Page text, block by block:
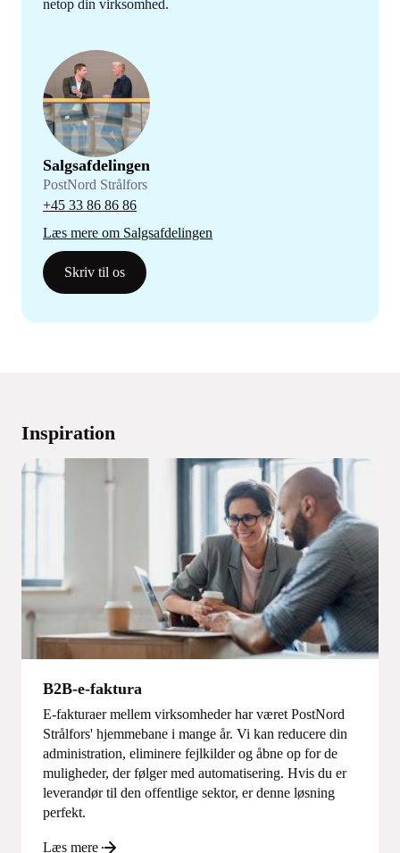
netop din virksomhed.
Salgsafdelingen
PostNord Strålfors
+45 33 86 86 86
Læs mere om Salgsafdelingen
Skriv til os
Inspiration
B2B-e-faktura
E-fakturaer mellem virksomheder har været PostNord
Strålfors' hjemmebane i mange år. Vi kan reducere din
administration, eliminere fejlkilder og åbne op for de
muligheder, der følger med automatisering. Hvis du er
leverandør til den offentlige sektor, er denne løsning
perfekt.
Læs mere